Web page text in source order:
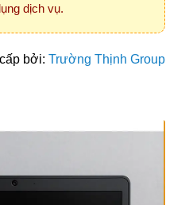
dịch vụ.
bởi: Trường Thịnh Group